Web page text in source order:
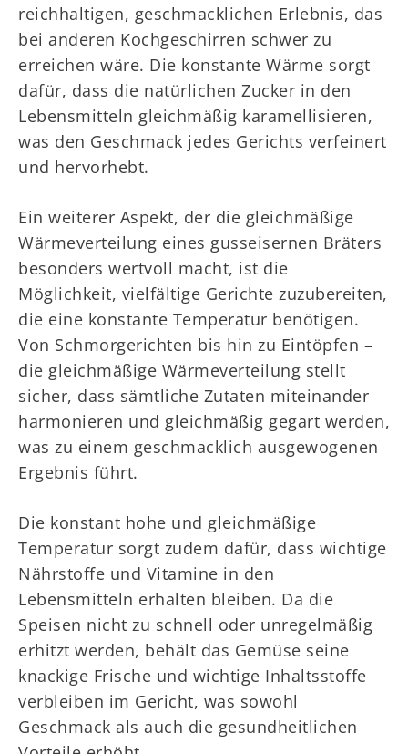
reichhaltigen, geschmacklichen Erlebnis, das
bei anderen Kochgeschirren schwer zu
erreichen wäre. Die konstante Wärme sorgt
dafür, dass die natürlichen Zucker in den
Lebensmitteln gleichmäßig karamellisieren,
was den Geschmack jedes Gerichts verfeinert
und hervorhebt.
Ein weiterer Aspekt, der die gleichmäßige
Wärmeverteilung eines gusseisernen Bräters
besonders wertvoll macht, ist die
Möglichkeit, vielfältige Gerichte zuzubereiten,
die eine konstante Temperatur benötigen.
Von Schmorgerichten bis hin zu Eintöpfen –
die gleichmäßige Wärmeverteilung stellt
sicher, dass sämtliche Zutaten miteinander
harmonieren und gleichmäßig gegart werden,
was zu einem geschmacklich ausgewogenen
Ergebnis führt.
Die konstant hohe und gleichmäßige
Temperatur sorgt zudem dafür, dass wichtige
Nährstoffe und Vitamine in den
Lebensmitteln erhalten bleiben. Da die
Speisen nicht zu schnell oder unregelmäßig
erhitzt werden, behält das Gemüse seine
knackige Frische und wichtige Inhaltsstoffe
verbleiben im Gericht, was sowohl
Geschmack als auch die gesundheitlichen